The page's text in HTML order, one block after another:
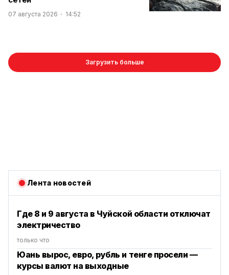
07 августа 2026 14:52
Загрузить больше
Лента новостей
Где 8 и 9 августа в Чуйской области отключат
электричество
только что
Юань вырос, евро, рубль и тенге просели —
курсы валют на выходные